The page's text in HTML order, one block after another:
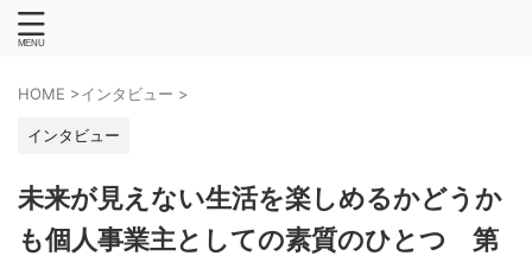
HOME >インタビュー >
インタビュー
未来が見えない生活を楽しめるかどうか
も個人事業主としての素質のひとつ 第